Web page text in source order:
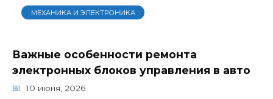
МЕХАНИКА И ЭЛЕКТРОНИКА
Важные особенности ремонта
электронных блоков управления в авто
10 июня, 2026